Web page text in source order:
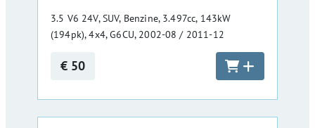
3.5 V6 24V, SUV, Benzine, 3.497cc, 143kW
(194pk), 4x4, G6CU, 2002-08 / 2011-12
€ 50